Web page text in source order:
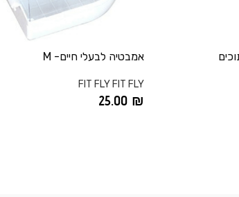
אמבטיה לבעלי חיים- M
FIT FLY FIT FLY
25.00 ₪